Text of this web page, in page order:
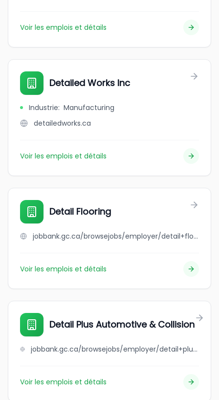
Voir les emplois et détails
Detailed Works Inc
Industrie: Manufacturing
detailedworks.ca
Voir les emplois et détails
Detail Flooring
jobbank.gc.ca/browsejobs/employer/detail+flooring/ca
Voir les emplois et détails
Detail Plus Automotive & Collision
jobbank.gc.ca/browsejobs/employer/detail+plus+automotive+%26+collision/ca
Voir les emplois et détails